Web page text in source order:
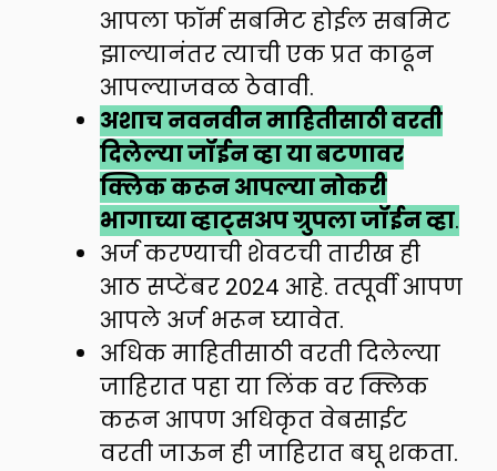
आपला फॉर्म सबमिट होईल सबमिट
झाल्यानंतर त्याची एक प्रत काढून
आपल्याजवळ ठेवावी.
अशाच नवनवीन माहितीसाठी वरती
दिलेल्या जॉईन व्हा या बटणावर
क्लिक करून आपल्या नोकरी
भागाच्या व्हाट्सअप ग्रुपला जॉईन व्हा.
अर्ज करण्याची शेवटची तारीख ही
आठ सप्टेंबर 2024 आहे. तत्पूर्वी आपण
आपले अर्ज भरून घ्यावेत.
अधिक माहितीसाठी वरती दिलेल्या
जाहिरात पहा या लिंक वर क्लिक
करून आपण अधिकृत वेबसाईट
वरती जाऊन ही जाहिरात बघू शकता.